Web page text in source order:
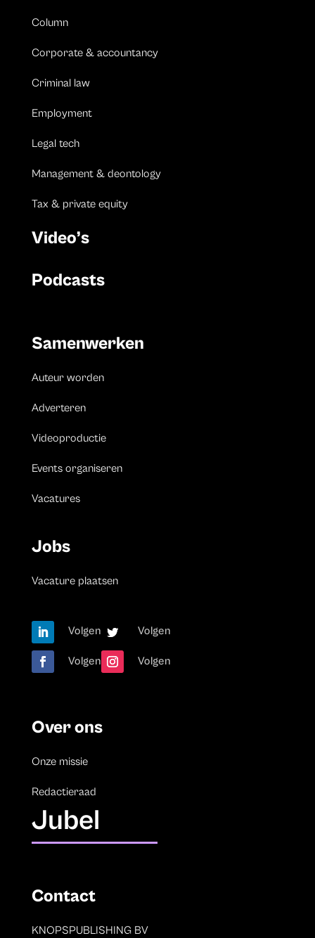
Column
Corporate & accountancy
Criminal law
Employment
Legal tech
Management & deontology
Tax & private equity
Video’s
Podcasts
Samenwerken
Auteur worden
Adverteren
Videoproductie
Events organiseren
Vacatures
Jobs
Vacature plaatsen
Volgen Volgen
Volgen Volgen
Over ons
Onze missie
Redactieraad
Jubel
Contact
KNOPSPUBLISHING BV